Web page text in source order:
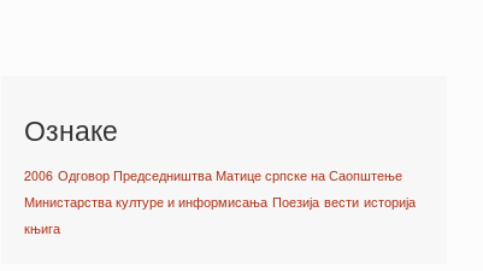
Ознаке
2006 Одговор Председништва Матице српске на Саопштење
Министарства културе и информисања Поезија вести историја
књига